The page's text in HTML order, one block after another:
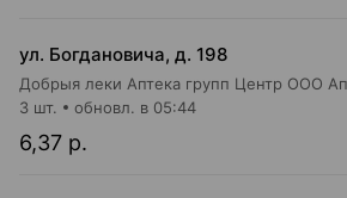
ул. Богдановича, д. 198
6,37 р.
3 шт. обновл. в 05:44